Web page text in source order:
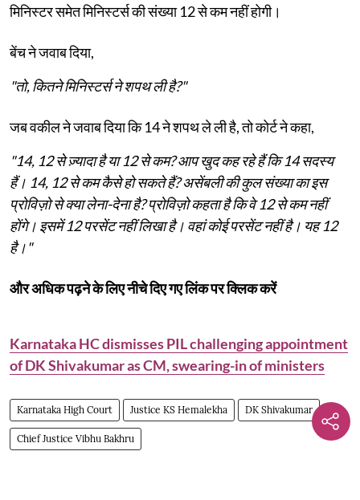
मिनिस्टर समेत मिनिस्टर्स की संख्या 12 से कम नहीं होगी।
बेंच ने जवाब दिया,
"तो, कितने मिनिस्टर्स ने शपथ ली है?"
जब वकील ने जवाब दिया कि 14 ने शपथ ले ली है, तो कोर्ट ने कहा,
"14, 12 से ज़्यादा है या 12 से कम? आप खुद कह रहे हैं कि 14 सदस्य
हैं। 14, 12 से कम कैसे हो सकते हैं? असेंबली की कुल संख्या का इस
प्रोविज़ो से क्या लेना-देना है? प्रोविज़ो कहता है कि वे 12 से कम नहीं
होंगे। इसमें 12 परसेंट नहीं लिखा है। वहां कोई परसेंट नहीं है। यह 12
है।"
और अधिक पढ़ने के लिए नीचे दिए गए लिंक पर क्लिक करें
Karnataka HC dismisses PIL challenging appointment
of DK Shivakumar as CM, swearing-in of ministers
Karnataka High Court Justice KS Hemalekha DK Shivakumar
Chief Justice Vibhu Bakhru